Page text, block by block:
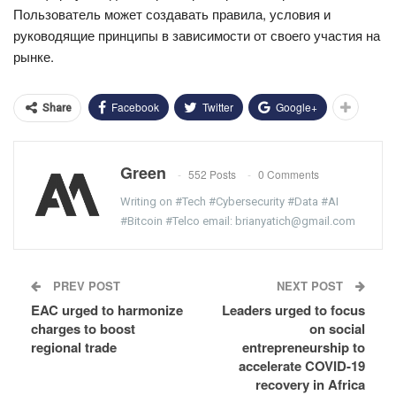
Пользователь может создавать правила, условия и
руководящие принципы в зависимости от своего участия на
рынке.
Share Facebook Twitter Google+
Green 552 Posts 0 Comments
Writing on #Tech #Cybersecurity #Data #AI
#Bitcoin #Telco email: brianyatich@gmail.com
PREV POST
EAC urged to harmonize
charges to boost
regional trade
NEXT POST
Leaders urged to focus
on social
entrepreneurship to
accelerate COVID-19
recovery in Africa